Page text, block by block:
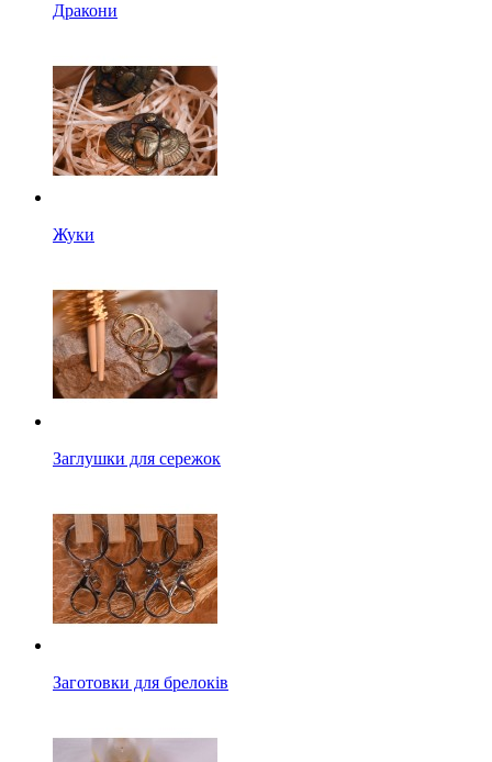
Дракони
Жуки
Заглушки для сережок
Заготовки для брелоків